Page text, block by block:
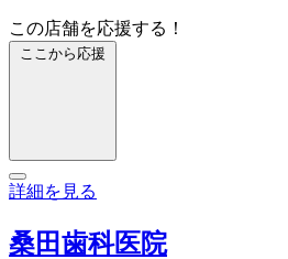
この店舗を応援する！
ここから応援
詳細を見る
桑田歯科医院